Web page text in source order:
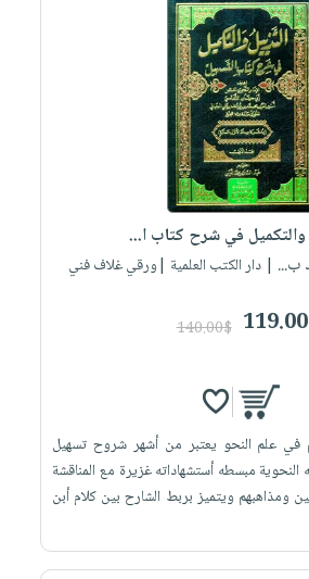
والتكميل في شرح كتاب ا...
ب... | دار الكتب العلمية |ورقي غلاف فني
140.00$
في علم النحو يعتبر من أشهر شروح تسهيل
النحوية مبسطه أستشهاداته غزيرة مع المناقشة
ومذاهبهم ويتميز بربط الشارح بين كلام أبن